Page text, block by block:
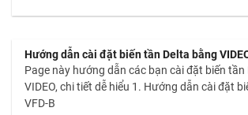
Hướng dẫn cài đặt biến tần Delta bằng
Page này hướng dẫn các bạn cài đặt biến tần
VIDEO, chi tiết dễ hiểu 1. Hướng dẫn cài đặt
VFD-B